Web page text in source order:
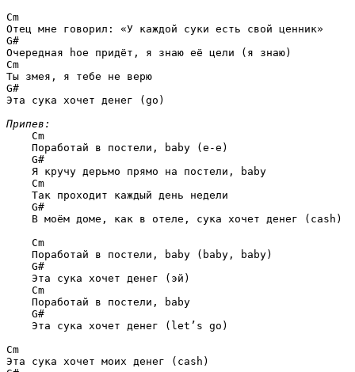
Cm
G#
Cm
G#
Эта сука хочет денег (go)
Припев:
Cm
    Поработай в постели, baby (е-е)
G#
    Я кручу дерьмо прямо на постели, baby
Cm
    Так проходит каждый день недели
G#
    В моём доме, как в отеле, сука хочет денег (cash)
Cm
    Поработай в постели, baby (baby, baby)
G#
    Эта сука хочет денег (эй)
Cm
    Поработай в постели, baby
G#
    Эта сука хочет денег (let’s go)
Cm